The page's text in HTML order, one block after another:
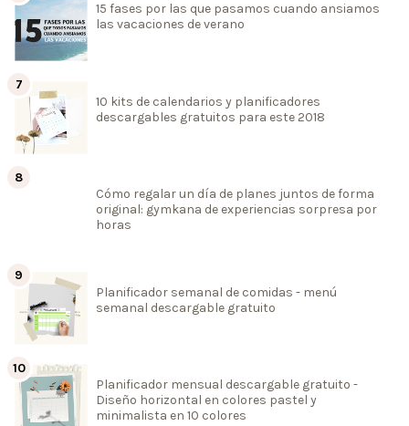
15 fases por las que pasamos cuando ansiamos
las vacaciones de verano
10 kits de calendarios y planificadores
descargables gratuitos para este 2018
Cómo regalar un día de planes juntos de forma
original: gymkana de experiencias sorpresa por
horas
Planificador semanal de comidas - menú
semanal descargable gratuito
Planificador mensual descargable gratuito -
Diseño horizontal en colores pastel y
minimalista en 10 colores